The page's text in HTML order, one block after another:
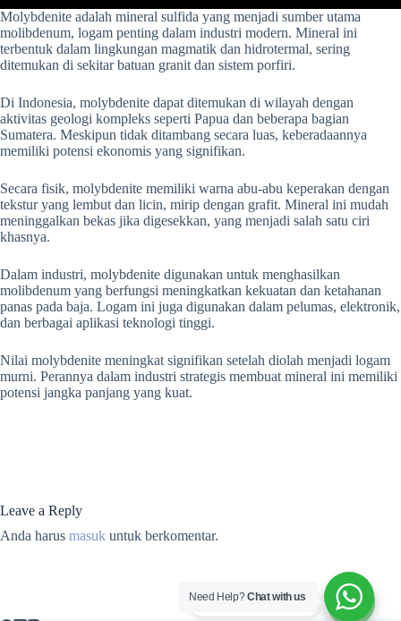
Molybdenite adalah mineral sulfida yang menjadi sumber utama
molibdenum, logam penting dalam industri modern. Mineral ini
terbentuk dalam lingkungan magmatik dan hidrotermal, sering
ditemukan di sekitar batuan granit dan sistem porfiri.
Di Indonesia, molybdenite dapat ditemukan di wilayah dengan
aktivitas geologi kompleks seperti Papua dan beberapa bagian
Sumatera. Meskipun tidak ditambang secara luas, keberadaannya
memiliki potensi ekonomis yang signifikan.
Secara fisik, molybdenite memiliki warna abu-abu keperakan dengan
tekstur yang lembut dan licin, mirip dengan grafit. Mineral ini mudah
meninggalkan bekas jika digesekkan, yang menjadi salah satu ciri
khasnya.
Dalam industri, molybdenite digunakan untuk menghasilkan
molibdenum yang berfungsi meningkatkan kekuatan dan ketahanan
panas pada baja. Logam ini juga digunakan dalam pelumas, elektronik,
dan berbagai aplikasi teknologi tinggi.
Nilai molybdenite meningkat signifikan setelah diolah menjadi logam
murni. Perannya dalam industri strategis membuat mineral ini memiliki
potensi jangka panjang yang kuat.
Leave a Reply
Anda harus masuk untuk berkomentar.
Need Help?Chat with us
Hubungi kami